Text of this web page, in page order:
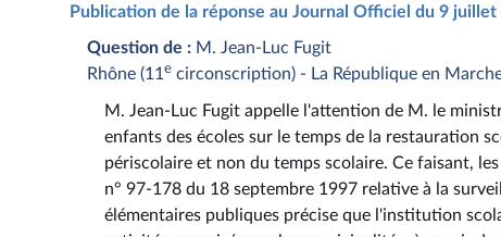
Publication de la réponse au Journal Officiel du 9 juillet
Question de : M. Jean-Luc Fugit
Rhône (11 e circonscription) - La République en
M. Jean-Luc Fugit appelle l'attention de M. le
enfants des écoles sur le temps de la restauration
périscolaire et non du temps scolaire. Ce faisant,
n° 97-178 du 18 septembre 1997 relative à la
élémentaires publiques précise que l'institution